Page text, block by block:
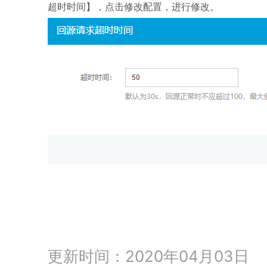
超时时间】，点击修改配置，进行修改。
更新时间：2020年04月03日